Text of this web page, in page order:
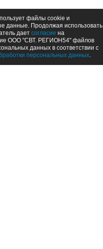
файлы cookie и
данные. Продолжая использовать
дает согласие на
ООО "СВТ. РЕГИОН54" файлов
данных в соответствии с
персональных данных.